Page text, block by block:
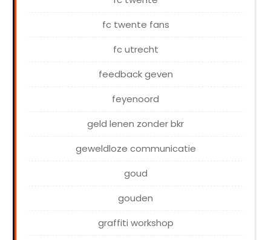
fc twente fans
fc utrecht
feedback geven
feyenoord
geld lenen zonder bkr
geweldloze communicatie
goud
gouden
graffiti workshop